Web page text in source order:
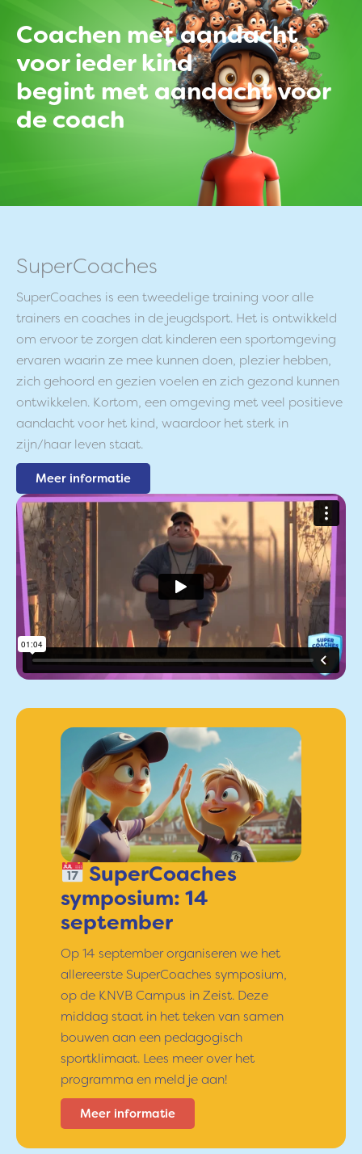
Coachen met aandacht
voor ieder kind
begint met aandacht voor
de coach
SuperCoaches
SuperCoaches is een tweedelige training voor alle
trainers en coaches in de jeugdsport. Het is ontwikkeld
om ervoor te zorgen dat kinderen een sportomgeving
ervaren waarin ze mee kunnen doen, plezier hebben,
zich gehoord en gezien voelen en zich gezond kunnen
ontwikkelen. Kortom, een omgeving met veel positieve
aandacht voor het kind, waardoor het sterk in
zijn/haar leven staat.
Meer informatie
SuperCoaches
symposium: 14
september
Op 14 september organiseren we het
allereerste SuperCoaches symposium,
op de KNVB Campus in Zeist. Deze
middag staat in het teken van samen
bouwen aan een pedagogisch
sportklimaat. Lees meer over het
programma en meld je aan!
Meer informatie